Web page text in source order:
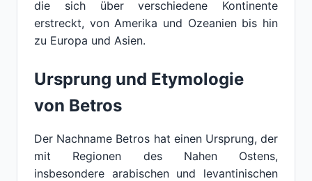
die sich über verschiedene Kontinente
erstreckt, von Amerika und Ozeanien bis hin
zu Europa und Asien.
Ursprung und Etymologie
von Betros
Der Nachname Betros hat einen Ursprung, der
mit Regionen des Nahen Ostens,
insbesondere arabischen und levantinischen